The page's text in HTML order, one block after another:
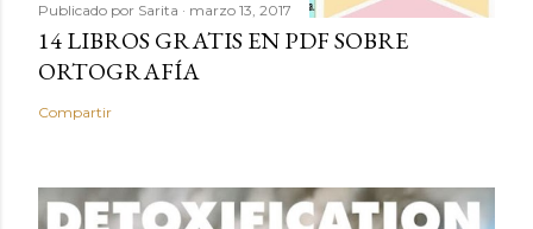
Publicado por Sarita marzo 13, 2017
14 LIBROS GRATIS EN PDF SOBRE
ORTOGRAFÍA
Compartir